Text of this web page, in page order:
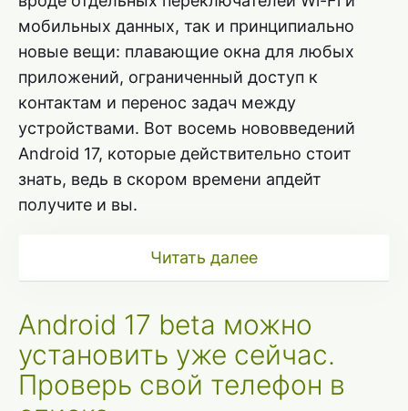
мобильных данных, так и принципиально
новые вещи: плавающие окна для любых
приложений, ограниченный доступ к
контактам и перенос задач между
устройствами. Вот восемь нововведений
Android 17, которые действительно стоит
знать, ведь в скором времени апдейт
получите и вы.
Читать далее
Android 17 beta можно
установить уже сейчас.
Проверь свой телефон в